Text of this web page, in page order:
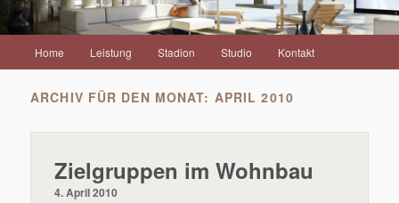
Zum
Inhalt
wechseln
Zum
sekundären
Inhalt
wechseln
Home Leistung Stadion Studio Kontakt
ARCHIV FÜR DEN MONAT: APRIL 2010
Zielgruppen im Wohnbau
4. April 2010